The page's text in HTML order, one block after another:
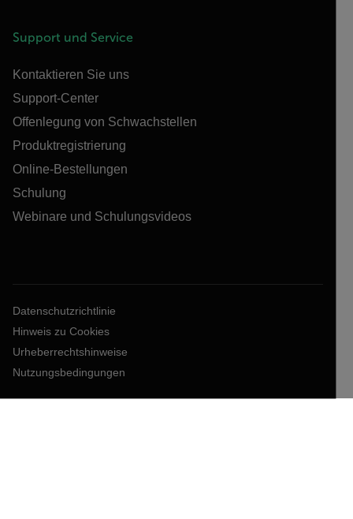
Support und Service
Kontaktieren Sie uns
Support-Center
Offenlegung von Schwachstellen
Produktregistrierung
Online-Bestellungen
Schulung
Webinare und Schulungsvideos
Datenschutzrichtlinie
Hinweis zu Cookies
Urheberrechtshinweise
Nutzungsbedingungen